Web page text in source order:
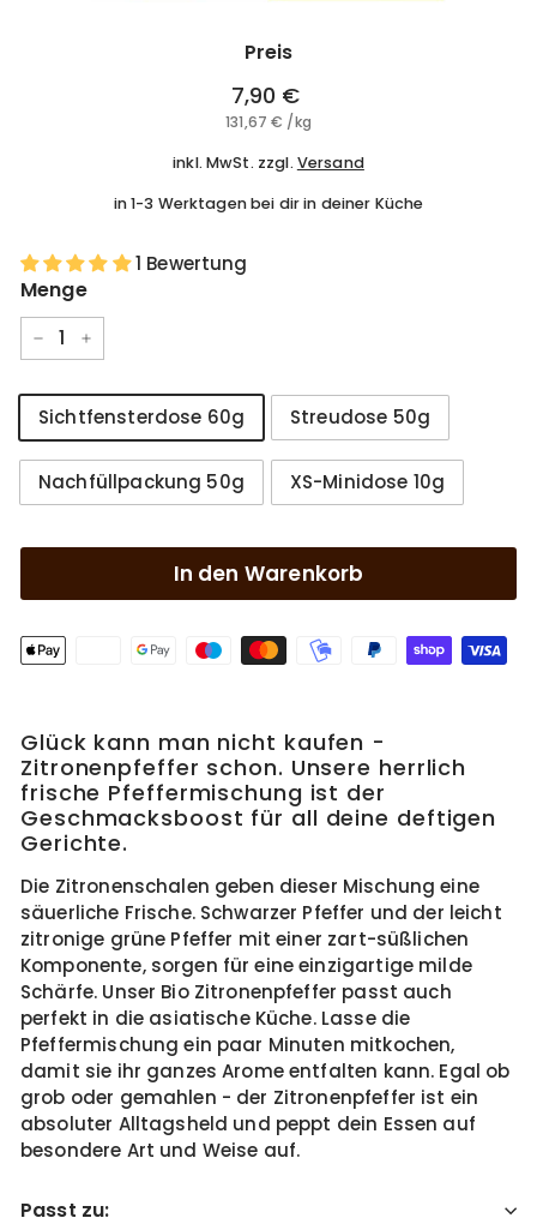
Preis
Normaler
Preis
7,90 €
€
131,67 € 131,67
/kg
inkl. MwSt. zzgl. Versand
in 1-3 Werktagen bei dir in deiner Küche
1 Bewertung
Menge
− +
Größe
Sichtfensterdose 60g Streudose 50g
Nachfüllpackung 50g XS-Minidose 10g
In den Warenkorb
Glück kann man nicht kaufen -
Zitronenpfeffer schon. Unsere herrlich
frische Pfeffermischung ist der
Geschmacksboost für all deine deftigen
Gerichte.
Die Zitronenschalen geben dieser Mischung eine
säuerliche Frische. Schwarzer Pfeffer und der leicht
zitronige grüne Pfeffer mit einer zart-süßlichen
Komponente, sorgen für eine einzigartige milde
Schärfe. Unser Bio Zitronenpfeffer passt auch
perfekt in die asiatische Küche. Lasse die
Pfeffermischung ein paar Minuten mitkochen,
damit sie ihr ganzes Arome entfalten kann. Egal ob
grob oder gemahlen - der Zitronenpfeffer ist ein
absoluter Alltagsheld und peppt dein Essen auf
besondere Art und Weise auf.
Passt zu: